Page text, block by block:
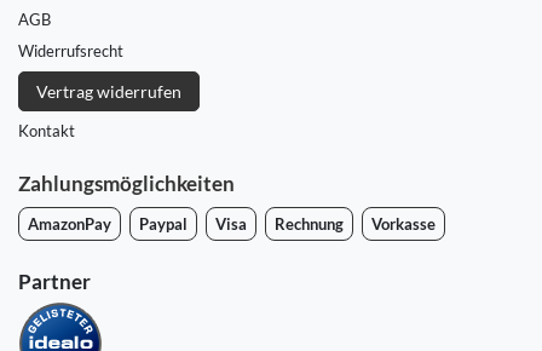
AGB
Widerrufs­recht
Vertrag widerrufen
Kontakt
Zahlungsmöglichkeiten
AmazonPay Paypal Visa Rechnung Vorkasse
Partner